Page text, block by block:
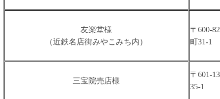
友楽堂様
（近鉄名店街みやこみち内）
〒600-
町31-1
三宝院売店様
〒601-
35-1